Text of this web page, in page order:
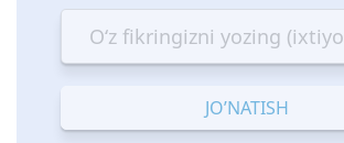
star
Terrible
stars
—
Bad
stars
—
OK
stars
—
Good
—